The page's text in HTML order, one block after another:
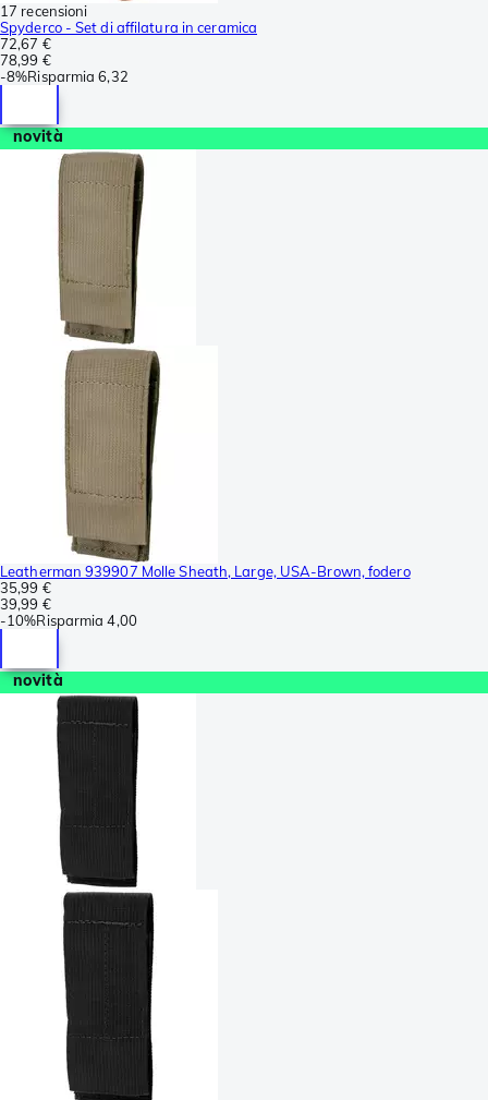
17 recensioni
Spyderco - Set di affilatura in ceramica
72,67 €
78,99 €
-8%Risparmia 6,32
novità
Leatherman 939907 Molle Sheath, Large, USA-Brown, fodero
35,99 €
39,99 €
-10%Risparmia 4,00
novità